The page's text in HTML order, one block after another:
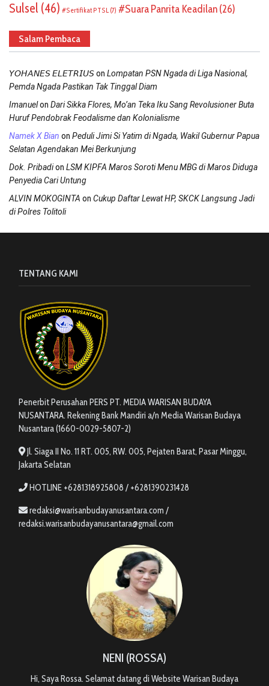
Sulsel (46) Sertifikat PTSL (7) Suara Panrita Keadilan(26)
Salam Pembaca
𝘠𝘖𝘏𝘈𝘕𝘌𝘚 𝘌𝘓𝘌𝘛𝘙𝘐𝘜𝘚on Lompatan PSN Ngada di Liga Nasional,
Pemda Ngada Pastikan Tak Tinggal Diam
Imanuelon Dari Sikka Flores, Mo’an Teka Iku Sang Revolusioner Buta
Huruf Pendobrak Feodalisme dan Kolonialisme
Namek X Bian on Peduli Jimi Si Yatim di Ngada, Wakil Gubernur Papua
Selatan Agendakan Mei Berkunjung
Dok. Pribadion LSM KIPFA Maros Soroti Menu MBG di Maros Diduga
Penyedia Cari Untung
ALVIN MOKOGINTA on Cukup Daftar Lewat HP, SKCK Langsung Jadi
di Polres Tolitoli
TENTANG KAMI
Penerbit Perusahan PERS PT. MEDIA WARISAN BUDAYA
NUSANTARA. Rekening Bank Mandiri a/n Media Warisan Budaya
Nusantara (1660-0029-5807-2)
Jl. Siaga II No. 11 RT. 005, RW. 005, Pejaten Barat, Pasar Minggu,
Jakarta Selatan
HOTLINE +6281318925808 / +6281390231428
redaksi@warisanbudayanusantara.com /
redaksi.warisanbudayanusantara@gmail.com
NENI (ROSSA)
Hi, Saya Rossa. Selamat datang di Website Warisan Budaya